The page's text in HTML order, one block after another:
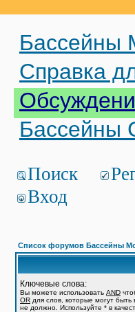
Бассейны
Справка
Бассейны
Поиск
Вход
Список форумов Бассейны
Ключевые слова:
Вы можете использовать AND
OR для слов, которые могут быть
не должно. Используйте * в